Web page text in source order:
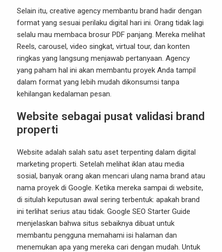
Selain itu, creative agency membantu brand hadir dengan
format yang sesuai perilaku digital hari ini. Orang tidak lagi
selalu mau membaca brosur PDF panjang. Mereka melihat
Reels, carousel, video singkat, virtual tour, dan konten
ringkas yang langsung menjawab pertanyaan. Agency
yang paham hal ini akan membantu proyek Anda tampil
dalam format yang lebih mudah dikonsumsi tanpa
kehilangan kedalaman pesan.
Website sebagai pusat validasi brand
properti
Website adalah salah satu aset terpenting dalam digital
marketing properti. Setelah melihat iklan atau media
sosial, banyak orang akan mencari ulang nama brand atau
nama proyek di Google. Ketika mereka sampai di website,
di situlah keputusan awal sering terbentuk: apakah brand
ini terlihat serius atau tidak. Google SEO Starter Guide
menjelaskan bahwa situs sebaiknya dibuat untuk
membantu pengguna memahami isi halaman dan
menemukan apa yang mereka cari dengan mudah. Untuk